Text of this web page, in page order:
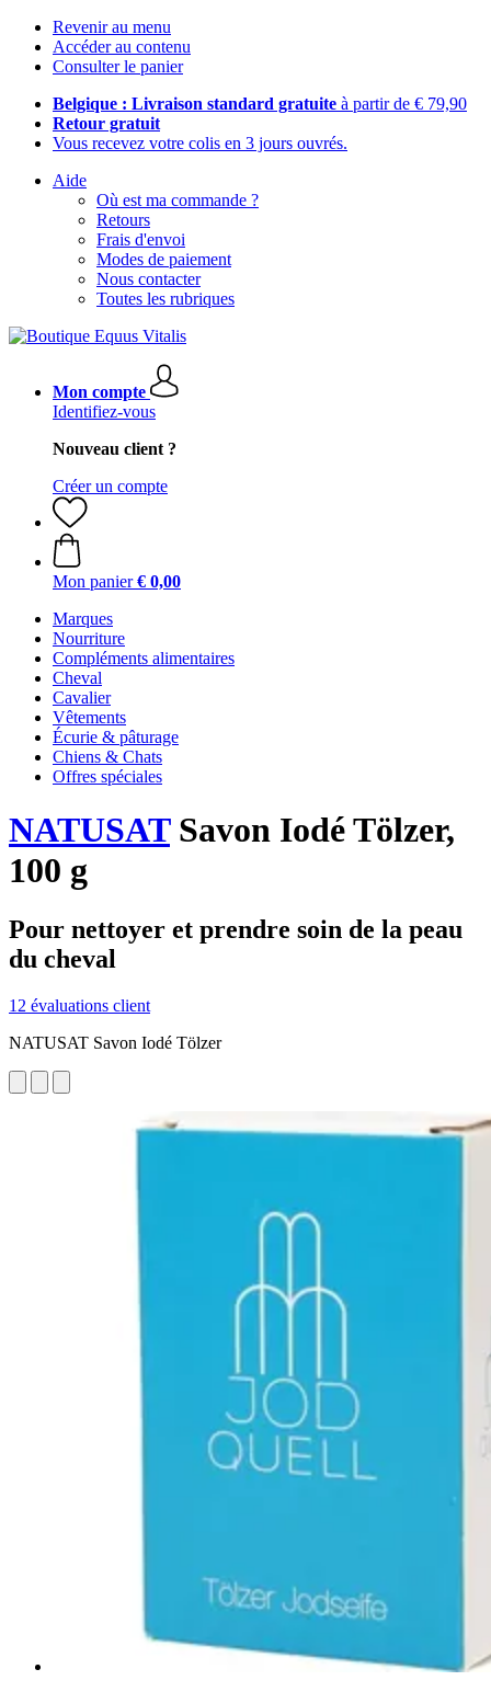
Revenir au menu
Accéder au contenu
Consulter le panier
Belgique : Livraison standard gratuite à partir de € 79,90
Retour gratuit
Vous recevez votre colis en 3 jours ouvrés.
Aide
Où est ma commande ?
Retours
Frais d'envoi
Modes de paiement
Nous contacter
Toutes les rubriques
Mon compte
Identifiez-vous
Nouveau client ?
Créer un compte
Mon panier € 0,00
Marques
Nourriture
Compléments alimentaires
Cheval
Cavalier
Vêtements
Écurie & pâturage
Chiens & Chats
Offres spéciales
NATUSATSavon Iodé Tölzer,
100 g
Pour nettoyer et prendre soin de la peau
du cheval
12 évaluations client
NATUSAT Savon Iodé Tölzer